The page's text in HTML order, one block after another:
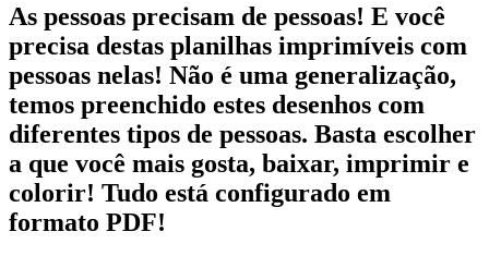
As pessoas precisam de pessoas! E você
precisa destas planilhas imprimíveis com
pessoas nelas! Não é uma generalização,
temos preenchido estes desenhos com
diferentes tipos de pessoas. Basta escolher
a que você mais gosta, baixar, imprimir e
colorir! Tudo está configurado em
formato PDF!